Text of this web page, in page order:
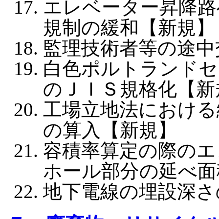
エレベーター昇降
規制の緩和【新規】
監理技術者等の途
白色ポルトランド
のＪＩＳ規格化【
工場立地法におけ
の算入【新規】
容積率算定の際の
ホール部分の延べ
地下電線の埋設深